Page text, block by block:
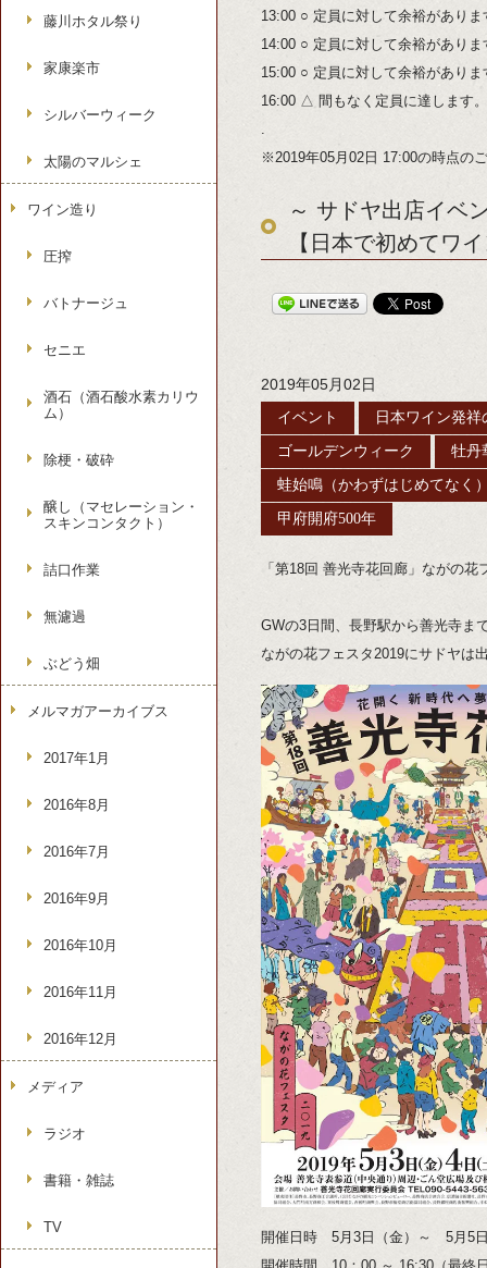
13:00 ○ 定員に対して余裕がありま
14:00 ○ 定員に対して余裕がありま
15:00 ○ 定員に対して余裕がありま
16:00 △ 間もなく定員に達します。
.
※2019年05月02日 17:00の時点の
～ サドヤ出店イベ
【日本で初めてワ
2019年05月02日
イベント 日本ワイン発祥
ゴールデンウィーク 牡丹
蛙始鳴（かわずはじめてなく
甲府開府500年
「第18回 善光寺花回廊」ながの花
GWの3日間、長野駅から善光寺ま
ながの花フェスタ2019にサドヤは
開催日時 5月3日（金）～ 5月5
藤川ホタル祭り
家康楽市
シルバーウィーク
太陽のマルシェ
ワイン造り
圧搾
バトナージュ
セニエ
酒石（酒石酸水素カリウ
ム）
除梗・破砕
醸し（マセレーション・
スキンコンタクト）
詰口作業
無濾過
ぶどう畑
メルマガアーカイブス
2017年1月
2016年8月
2016年7月
2016年9月
2016年10月
2016年11月
2016年12月
メディア
ラジオ
書籍・雑誌
TV